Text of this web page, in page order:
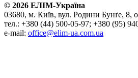
© 2026 ЕЛІМ-Україна
03680, м. Київ, вул. Родини Бунґе, 8,
тел.: +380 (44) 500-05-97; +380 (95)
e-mail: office@elim-ua.com.ua